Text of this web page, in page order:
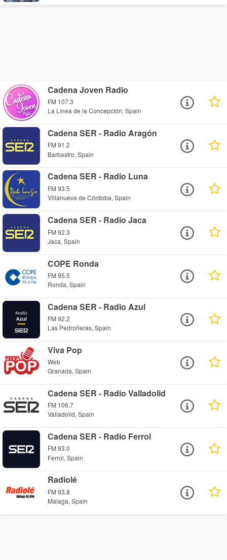
Cadena Joven Radio
FM 107.3
La Línea de la Concepción, Spain
Cadena SER - Radio Aragón
FM 91.2
Barbastro, Spain
Cadena SER - Radio Luna
FM 93.5
Villanueva de Córdoba, Spain
Cadena SER - Radio Jaca
FM 92.3
Jaca, Spain
COPE Ronda
FM 95.5
Ronda, Spain
Cadena SER - Radio Azul
FM 92.2
Las Pedroñeras, Spain
Viva Pop
Web
Granada, Spain
Cadena SER - Radio Valladolid
FM 106.7
Valladolid, Spain
Cadena SER - Radio Ferrol
FM 93.0
Ferrol, Spain
Radiolé
FM 93.8
Malaga, Spain